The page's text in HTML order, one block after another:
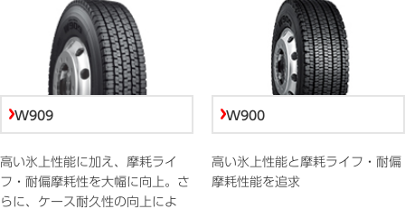
W909
高い氷上性能に加え、摩耗ライ
フ・耐偏摩耗性を大幅に向上。さ
らに、ケース耐久性の向上によ
W900
高い氷上性能と摩耗ライフ・耐偏
摩耗性能を追求